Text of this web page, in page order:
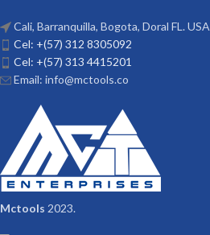
Cali, Barranquilla, Bogota, Doral FL. USA
Cel: +(57) 312 8305092
Cel: +(57) 313 4415201
Email: info@mctools.co
Mctools 2023.